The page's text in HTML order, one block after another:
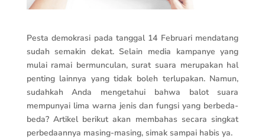
Pesta demokrasi pada tanggal 14 Februari mendatang
sudah semakin dekat. Selain media kampanye yang
mulai ramai bermunculan, surat suara merupakan hal
penting lainnya yang tidak boleh terlupakan. Namun,
sudahkah Anda mengetahui bahwa balot suara
mempunyai lima warna jenis dan fungsi yang berbeda-
beda? Artikel berikut akan membahas secara singkat
perbedaannya masing-masing, simak sampai habis ya.